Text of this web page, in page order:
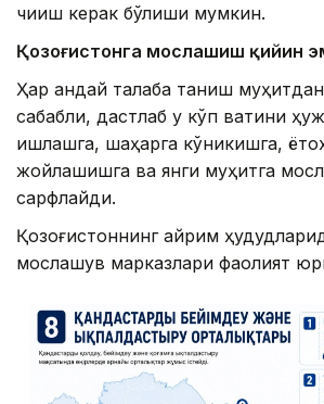
чиқиш керак бўлиши мумкин.
Қозоғистонга мослашиш қийин
Ҳар қандай талаба таниш муҳитдан
сабабли, дастлаб у кўп вақтини
ишлашга, шаҳарга кўникишга,
жойлашишга ва янги муҳитга
сарфлайди.
Қозоғистоннинг айрим
мослашув марказлари фаолият